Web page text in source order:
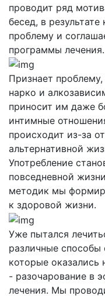
проводит ряд
бесед, в
проблему и
программы лечения.
Признает
нарко и
приносит им даже
интимные
происходит из-за
альтернативной
Употребление
повседневной
методик мы
к здоровой жизни.
Уже пытался
различные способы
которые оказались
- разочарование в
лечения. Мы